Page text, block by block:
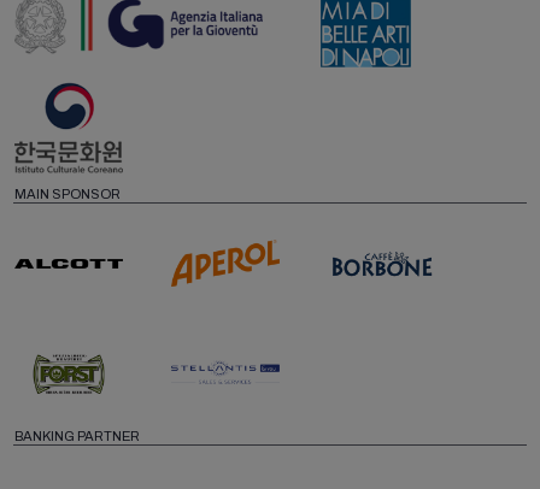
MAIN SPONSOR
BANKING PARTNER